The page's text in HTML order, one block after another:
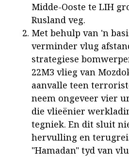
Midde-Ooste te LIH
Rusland veg.
Met behulp van 'n
verminder vlug
strategiese
22M3 vlieg van
aanvalle teen
neem ongeveer vier
die vlieënier
tegniek. En dit sluit
hervulling en
"Hamadan" tyd van